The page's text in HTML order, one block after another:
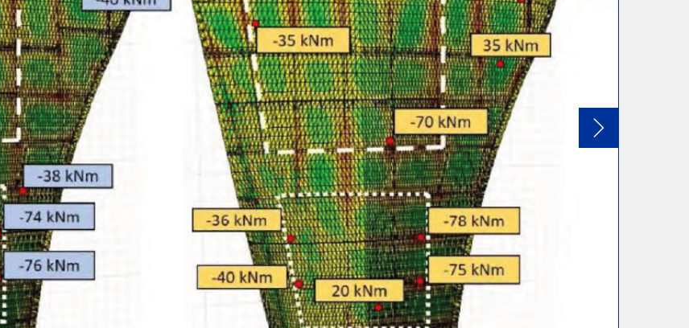
Año 2020
Año 2019
Años 2018 -2009
Año 2008
Año 2006
Siguiente